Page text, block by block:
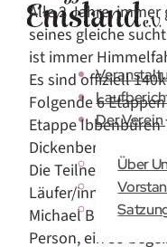
Der Verein
Über
Alle 2 Jahre,
seines gleiche
ist immer
Es sind offiziell
Folgende 6
Etappe
Dickenberg 5.
Die Teilnehmer/
Läufer/innen zum
Michael Brinkmann
Person, ein so